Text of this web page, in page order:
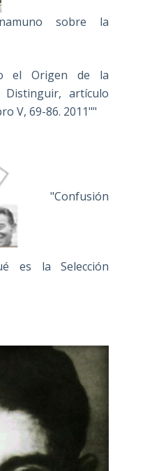
sobre la
el Origen de la
artículo
V, 69-86. 2011""
"Confusión
es la Selección